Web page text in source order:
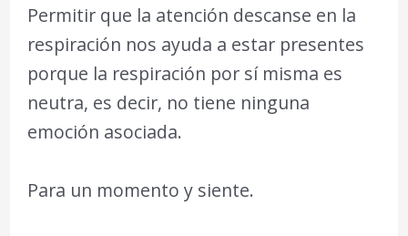
Permitir que la atención descanse en la
respiración nos ayuda a estar presentes
porque la respiración por sí misma es
neutra, es decir, no tiene ninguna
emoción asociada.
Para un momento y siente.